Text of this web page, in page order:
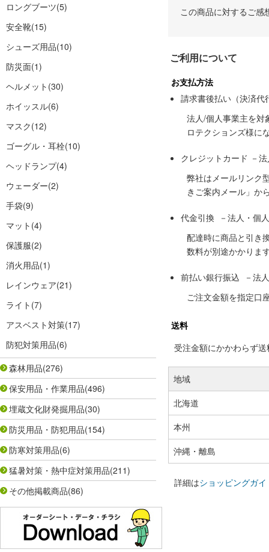
ロングブーツ(5)
安全靴(15)
シューズ用品(10)
防災面(1)
ヘルメット (30)
ホイッスル(6)
マスク(12)
ゴーグル・耳栓(10)
ヘッドランプ(4)
ウェーダー(2)
手袋(9)
マット (4)
保護服(2)
消火用品(1)
レインウェア(21)
ライト (7)
アスベスト対策(17)
防犯対策用品(6)
森林用品(276)
保安用品・作業用品(496)
埋蔵文化財発掘用品(30)
防災用品・防犯用品(154)
防寒対策用品(6)
猛暑対策・熱中症対策用品(211)
その他掲載商品(86)
この商品に対するご感
ご利用について
お支払方法
請求書後払い（決済代
法人/個人事業主を対
ロテクションズ様に
クレジットカード －
弊社はメールリンク
きご案内メール」か
代金引換 －法人・個
配達時に商品と引き
数料が別途かかりま
前払い銀行振込 －法
ご注文金額を指定口
送料
受注金額にかかわらず
地域
北海道
本州
沖縄・離島
詳細はショッピングガイ